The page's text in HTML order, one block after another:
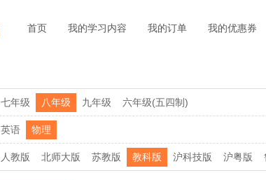
首页 我的学习内容 我的订单 我的优惠券
七年级 八年级 九年级 六年级(五四制)
英语 物理
人教版 北师大版 苏教版 教科版 沪科技版 沪粤版